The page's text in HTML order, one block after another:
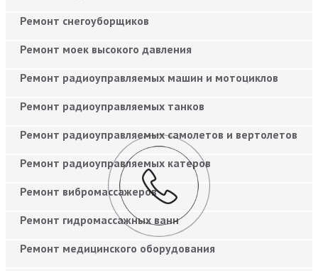
Ремонт снегоуборщиков
Ремонт моек высокого давления
Ремонт радиоуправляемых машин и мотоциклов
Ремонт радиоуправляемых танков
Ремонт радиоуправляемых самолетов и вертолетов
Ремонт радиоуправляемых катеров
Ремонт вибромассажеров
Ремонт гидромассажных ванн
Ремонт медицинского оборудования